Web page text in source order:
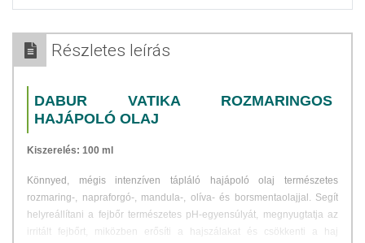
Részletes leírás
DABUR VATIKA ROZMARINGOS
HAJÁPOLÓ OLAJ
Kiszerelés: 100 ml
Könnyed, mégis intenzíven tápláló hajápoló olaj természetes
rozmaring-, napraforgó-, mandula-, olíva- és borsmentaolajjal. Segít
helyreállítani a fejbőr természetes pH-egyensúlyát, megnyugtatja az
irritált fejbőrt, miközben erősíti a hajszálakat és csökkenti a haj